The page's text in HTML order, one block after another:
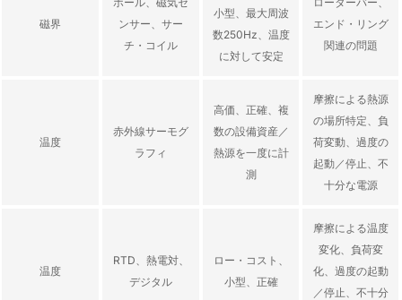
磁界
ンサー、サー
チ・コイル
小型、最大周波
数250Hz、温度
に対して安定
エンド・リング
関連の問題
温度
赤外線サーモグ
ラフィ
高価、正確、複
数の設備資産／
熱源を一度に計
測
摩擦による熱源
の場所特定、負
荷変動、過度の
起動／停止、不
十分な電源
温度
RTD、熱電対、
デジタル
ロー・コスト、
小型、正確
摩擦による温度
変化、負荷変
化、過度の起動
／停止、不十分